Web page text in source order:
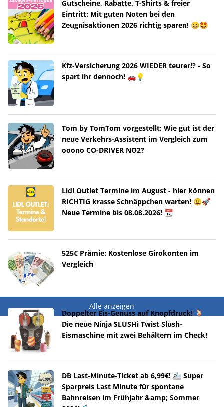
Gutscheine, Rabatte, T-Shirts & freier
Eintritt: Mit guten Noten bei den
Zeugnisaktionen 2026 richtig sparen! 😀🤩
Kfz-Versicherung 2026 WIEDER teurer!? - So
spart ihr dennoch! 🚗💡
Tom by TomTom vorgestellt: Wie gut ist der
neue Verkehrs-Assistent im Vergleich zum
ooono CO-DRIVER NO2?
Lidl Outlet Termine im August - hier können
RICHTIG krasse Schnäppchen warten! 😀🚀
Neue Termine bis 08.08.2026! 📆
525€ Prämie: Kostenlose Girokonten im
Vergleich
Alle anzeigen
Doppelter Eis-Genuss auf Knopfdruck! 🍹
Die neue Ninja SLUSHi Twist Slush-
Eismaschine mit zwei Behältern im Check!
DB Last-Minute-Ticket ab 6,99€! 🚈 Super
Sparpreis Last Minute für spontane
Bahnreisen im Frühjahr &amp; Sommer